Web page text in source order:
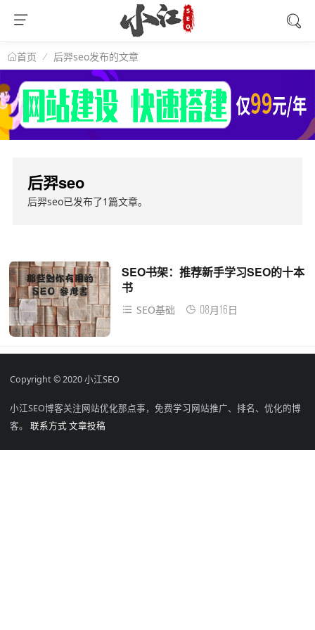
首页 后羿seo发布的文章
后羿seo
后羿seo已发布了1篇文章。
SEO书架：推荐新手学习SEO的十本
书
SEO基础 08月16日
Copyright © 2020 小江SEO
小江SEO博客关注网站优化那点事，免费学习网站推广、排名、优化的博
客。 联系方式 文章投稿